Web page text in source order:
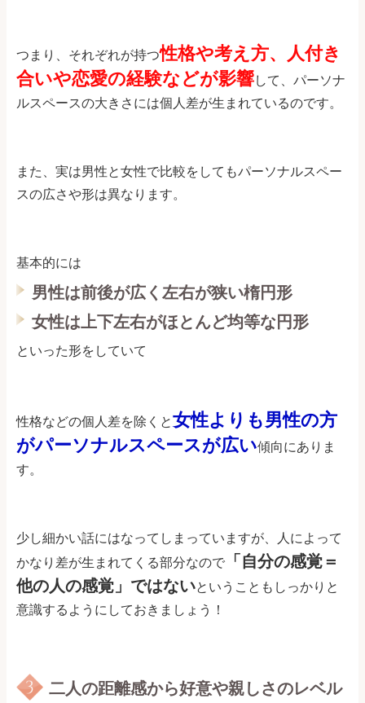
つまり、それぞれが持つ性格や考え方、人付き
合いや恋愛の経験などが影響して、パーソナ
ルスペースの大きさには個人差が生まれているのです。
また、実は男性と女性で比較をしてもパーソナルスペー
スの広さや形は異なります。
基本的には
男性は前後が広く左右が狭い楕円形
女性は上下左右がほとんど均等な円形
といった形をしていて
性格などの個人差を除くと女性よりも男性の方
がパーソナルスペースが広い傾向にありま
す。
少し細かい話にはなってしまっていますが、人によって
かなり差が生まれてくる部分なので
「自分の感覚＝
他の人の感覚」ではないということもしっかりと
意識するようにしておきましょう！
二人の距離感から好意や親しさのレベル